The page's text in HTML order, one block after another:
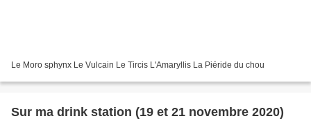
Le Moro sphynx Le Vulcain Le Tircis L'Amaryllis La Piéride du chou
Sur ma drink station (19 et 21 novembre 2020)